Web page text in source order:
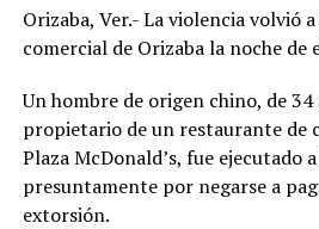
Orizaba, Ver.- La violencia volvió
comercial de Orizaba la noche de
Un hombre de origen chino, de 34
propietario de un restaurante de
Plaza McDonald’s, fue ejecutado
presuntamente por negarse a
extorsión.